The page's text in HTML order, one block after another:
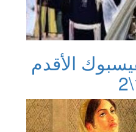
الأقدم